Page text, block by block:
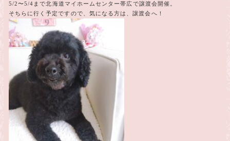
5/2〜5/4まで北海道マイホームセンター帯広で譲渡会開催。
そちらに行く予定ですので、気になる方は、譲渡会へ！